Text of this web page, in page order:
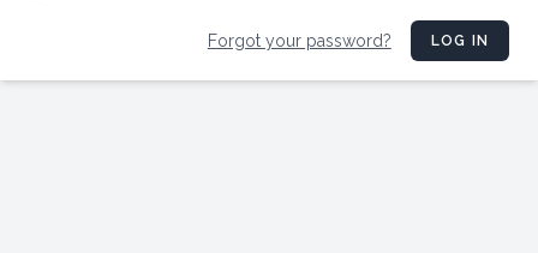
Forgot your password? LOG IN